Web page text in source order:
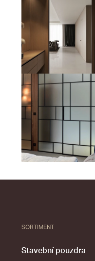
SORTIMENT
Stavební pouzdra